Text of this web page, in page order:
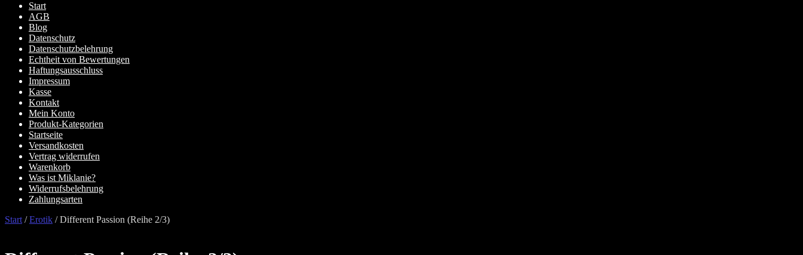
Start
AGB
Blog
Datenschutz
Datenschutzbelehrung
Echtheit von Bewertungen
Haftungsausschluss
Impressum
Kasse
Kontakt
Mein Konto
Produkt-Kategorien
Startseite
Versandkosten
Vertrag widerrufen
Warenkorb
Was ist Miklanie?
Widerrufsbelehrung
Zahlungsarten
Start /Erotik /Different Passion (Reihe 2/3)